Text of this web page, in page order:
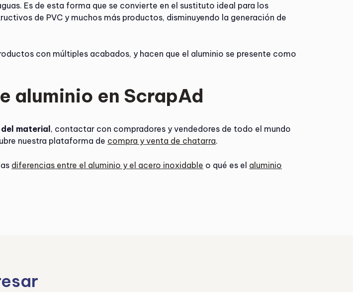
Es de esta forma que se convierte en el sustituto ideal para los
de PVC y muchos más productos, disminuyendo la generación de
con múltiples acabados, y hacen que el aluminio se presente como
aluminio en ScrapAd
material , contactar con compradores y vendedores de todo el mundo
nuestra plataforma de compra y venta de chatarra.
diferencias entre el aluminio y el acero inoxidable o qué es el aluminio